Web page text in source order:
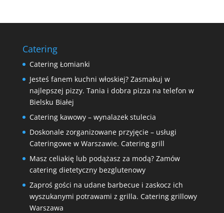
Catering
Catering Łomianki
Jesteś fanem kuchni włoskiej? Zasmakuj w
najlepszej pizzy. Tania i dobra pizza na telefon w
Bielsku Białej
Catering kawowy – wynalazek stulecia
Doskonale zorganizowane przyjęcie – usługi
Cateringowe w Warszawie. Catering grill
Masz celiakię lub podążasz za modą? Zamów
catering dietetyczny bezglutenowy
Zaproś gości na udane barbecue i zaskocz ich
wyszukanymi potrawami z grilla. Catering grillowy
Warszawa